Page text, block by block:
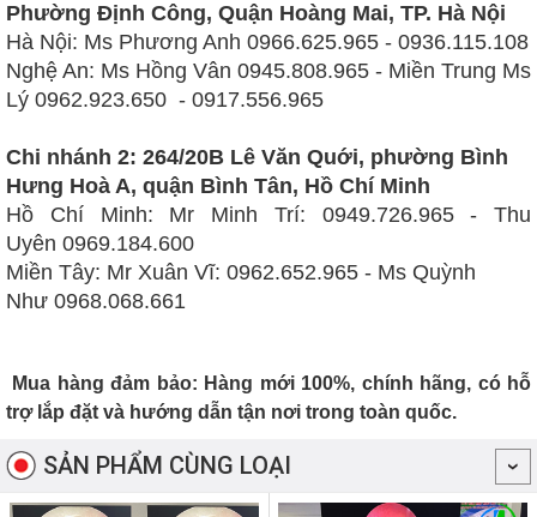
Phường Định Công, Quận Hoàng Mai, TP. Hà Nội
Hà Nội: Ms Phương Anh 0966.625.965 - 0936.115.108
Nghệ An: Ms Hồng Vân 0945.808.965 - Miền Trung Ms
Lý 0962.923.650 - 0917.556.965
Chi nhánh 2: 264/20B Lê Văn Quới, phường Bình
Hưng Hoà A, quận Bình Tân, Hồ Chí Minh
Hồ Chí Minh: Mr Minh Trí: 0949.726.965 - Thu
Uyên 0969.184.600
Miền Tây: Mr Xuân Vĩ: 0962.652.965 - Ms Quỳnh
Như 0968.068.661
Mua hàng đảm bảo: Hàng mới 100%, chính hãng, có hỗ
trợ lắp đặt và hướng dẫn tận nơi trong toàn quốc.
SẢN PHẨM CÙNG LOẠI